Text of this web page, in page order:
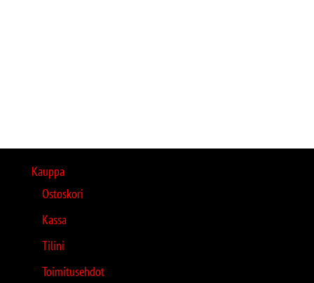
Kauppa
Ostoskori
Kassa
Tilini
Toimitusehdot